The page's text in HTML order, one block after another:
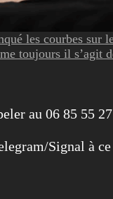
les courbes sur
toujours il s’agit
au 06 85 55
Signal à